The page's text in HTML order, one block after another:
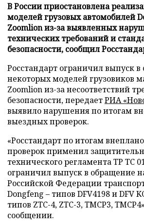
В России приостановлена
моделей грузовых автомобилей
Zoomlion из-за выявленных
технических требований и
безопасности, сообщил
Росстандарт ограничил выпуск
некоторых моделей грузовиков
Zoomlion из-за несоответствий
безопасности, передаетРИА
выявило нарушения по итогам
выездных проверок.
«Росстандарт по итогам
проверок применил
технического регламента ТР ТС
ограничил выпуск в обращение
Российской Федерации
Dongfeng – типов DFV4198 и DFV
типов ZTC-4, ZTC-3, TMCP3,
сообщении.